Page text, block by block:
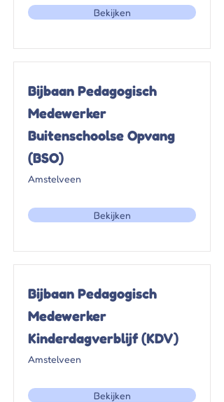
Bekijken
Bijbaan Pedagogisch
Medewerker
Buitenschoolse Opvang
(BSO)
Amstelveen
Bekijken
Bijbaan Pedagogisch
Medewerker
Kinderdagverblijf (KDV)
Amstelveen
Bekijken